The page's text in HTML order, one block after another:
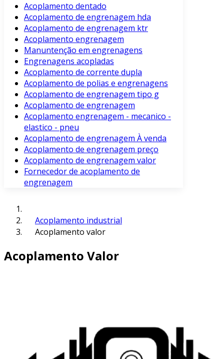
Acoplamento dentado
Acoplamento de engrenagem hda
Acoplamento de engrenagem ktr
Acoplamento engrenagem
Manuntenção em engrenagens
Engrenagens acopladas
Acoplamento de corrente dupla
Acoplamento de polias e engrenagens
Acoplamento de engrenagem tipo g
Acoplamento de engrenagem
Acoplamento engrenagem - mecanico -
elastico - pneu
Acoplamento de engrenagem À venda
Acoplamento de engrenagem preço
Acoplamento de engrenagem valor
Fornecedor de acoplamento de
engrenagem
Acoplamento industrial
Acoplamento valor
Acoplamento Valor